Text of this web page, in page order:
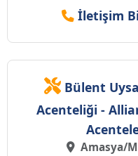
İletişim
Bülent
Acenteliği -
Amasya/